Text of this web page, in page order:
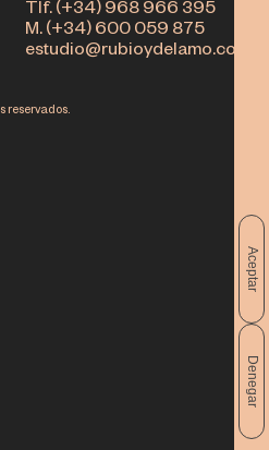
Aceptar
Denegar
Tlf. (+34) 968 966 395
M. (+34) 600 059 875
estudio@rubioydelamo.com
reservados.